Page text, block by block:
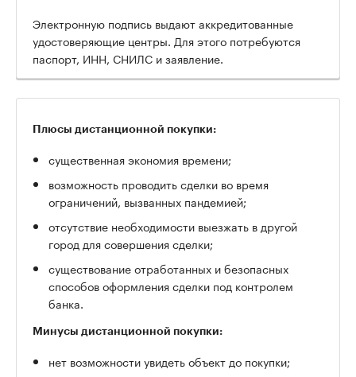
Электронную подпись выдают аккредитованные
удостоверяющие центры. Для этого потребуются
паспорт, ИНН, СНИЛС и заявление.
Плюсы дистанционной покупки:
существенная экономия времени;
возможность проводить сделки во время
ограничений, вызванных пандемией;
отсутствие необходимости выезжать в другой
город для совершения сделки;
существование отработанных и безопасных
способов оформления сделки под контролем
банка.
Минусы дистанционной покупки:
нет возможности увидеть объект до покупки;